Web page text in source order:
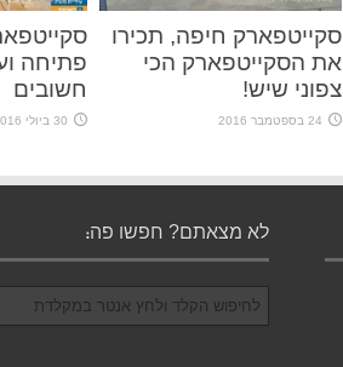
סקייטפארק חיפה, תכירו
את הסקייטפארק הכי
צפוני שיש!
24 בספטמבר 2016
פתיחה
חשובים
30 ביולי 2016
לא מצאתם? חפשו פה: